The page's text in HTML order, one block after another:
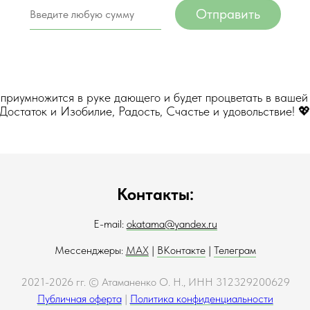
Отправить
в руке дающего и будет процветать в
Достаток и Изобилие, Радость, Счастье и удовольствие! 💖
Контакты:
E-mail: okatama@yandex.ru
Мессенджеры: MAX| ВКонтакте| Телеграм
2021-2026 гг. © Атаманенко О. Н., ИНН 312329200629
Публичная оферта| Политика конфиденциальности